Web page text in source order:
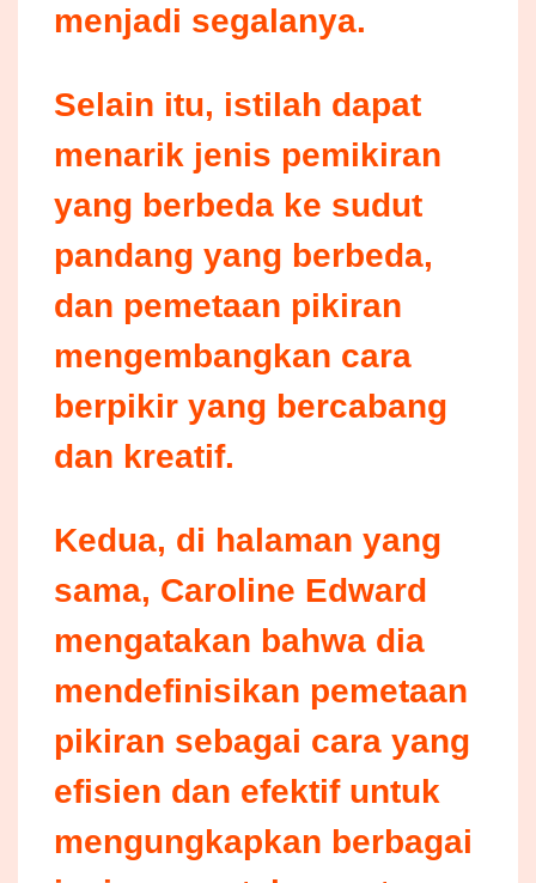
menjadi segalanya.
Selain itu, istilah dapat
menarik jenis pemikiran
yang berbeda ke sudut
pandang yang berbeda,
dan pemetaan pikiran
mengembangkan cara
berpikir yang bercabang
dan kreatif.
Kedua, di halaman yang
sama, Caroline Edward
mengatakan bahwa dia
mendefinisikan pemetaan
pikiran sebagai cara yang
efisien dan efektif untuk
mengungkapkan berbagai